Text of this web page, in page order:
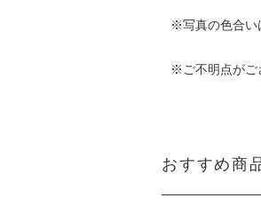
※写真の色合い
※ご不明点がご
おすすめ商